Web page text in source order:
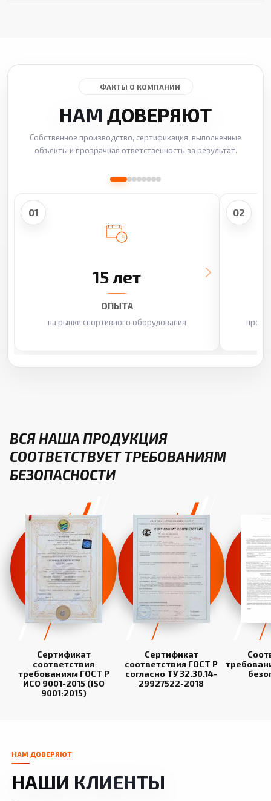
ФАКТЫ О КОМПАНИИ
НАМ ДОВЕРЯЮТ
Собственное производство, сертификация, выполненные
объекты и прозрачная ответственность за результат.
01
15 лет
ОПЫТА
на рынке спортивного оборудования
02
ВСЯ НАША ПРОДУКЦИЯ
СООТВЕТСТВУЕТ ТРЕБОВАНИЯМ
БЕЗОПАСНОСТИ
Сертификат
соответствия
требованиям ГОСТ Р
ИСО 9001-2015 (ISO
9001:2015)
Сертификат
соответствия ГОСТ Р
согласно ТУ 32.30.14-
29927522-2018
НАМ ДОВЕРЯЮТ
НАШИ КЛИЕНТЫ